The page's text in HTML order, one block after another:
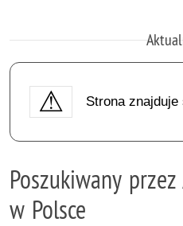
Strona
Poszukiwany
w Polsce